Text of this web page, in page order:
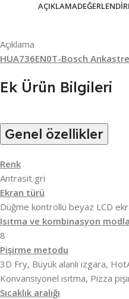
AÇIKLAMA
Açıklama
HUA736EN0T-Bosch Ankastre
Ek Ürün Bilgileri
Genel özellikler
Renk
Antrasit gri
Ekran türü
Düğme kontrollü beyaz LCD
Isıtma ve kombinasyon
8
Pişirme metodu
3D Fry, Büyük alanlı ızgara,
Konvansiyonel ısıtma, Pizza
Sıcaklık aralığı